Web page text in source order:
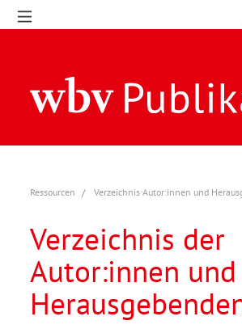
Ressourcen Verzeichnis Autor:innen und
Verzeichnis der
Autor:innen und